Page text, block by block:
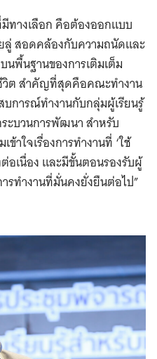
ทางเลือก คือต้องออกแบบ
สอดคล้องกับความถนัดและ
พื้นฐานของการเติมเต็ม
วิต สำคัญที่สุดคือคณะทำงาน
การณ์ทำงานกับกลุ่มผู้เรียนรู้
ะบวนการพัฒนา สำหรับ
าใจเรื่องการทำงานที่ ‘ใช้
อเนื่อง และมีขั้นตอนรองรับผู้
รทำงานที่มั่นคงยั่งยืนต่อไป”